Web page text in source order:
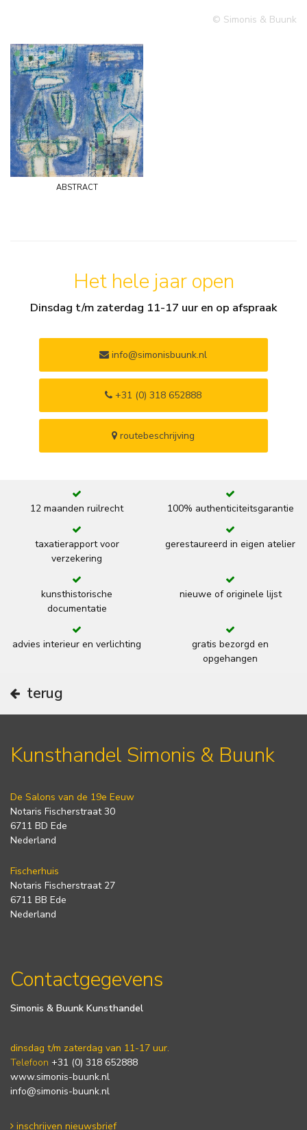
© Simonis & Buunk
abstract
Het hele jaar open
Dinsdag t/m zaterdag 11-17 uur en op afspraak
info@simonisbuunk.nl
+31 (0) 318 652888
routebeschrijving
12 maanden ruilrecht 100% authenticiteitsgarantie
taxatierapport voor
verzekering
gerestaureerd in eigen atelier
kunsthistorische
documentatie
nieuwe of originele lijst
advies interieur en verlichting
gratis bezorgd en
opgehangen
terug
Kunsthandel Simonis & Buunk
De Salons van de 19e Eeuw
Notaris Fischerstraat 30
6711 BD Ede
Nederland
Fischerhuis
Notaris Fischerstraat 27
6711 BB Ede
Nederland
Contactgegevens
Simonis & Buunk Kunsthandel
dinsdag t/m zaterdag van 11-17 uur.
Telefoon +31 (0) 318 652888
www.simonis-buunk.nl
info@simonis-buunk.nl
inschrijven nieuwsbrief